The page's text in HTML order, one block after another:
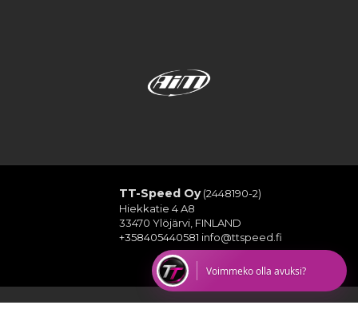
TT-Speed Oy(2448190-2)
Hiekkatie 4 A8
33470 Ylöjärvi, FINLAND
+358405440581 info@ttspeed.fi
Voimmeko olla avuksi?